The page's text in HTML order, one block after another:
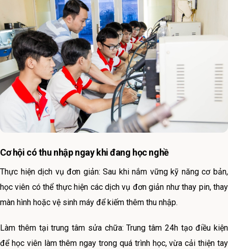
Cơ hội có thu nhập ngay khi đang học nghề
Thực hiện dịch vụ đơn giản: Sau khi nắm vững kỹ năng cơ bản,
học viên có thể thực hiện các dịch vụ đơn giản như thay pin, thay
màn hình hoặc vệ sinh máy để kiếm thêm thu nhập.
Làm thêm tại trung tâm sửa chữa: Trung tâm 24h tạo điều kiện
để học viên làm thêm ngay trong quá trình học, vừa cải thiện tay